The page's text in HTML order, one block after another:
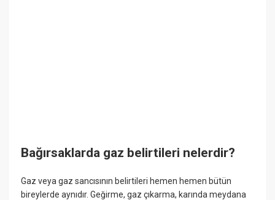
Bağırsaklarda gaz belirtileri nelerdir?
Gaz veya gaz sancısının belirtileri hemen hemen bütün
bireylerde aynıdır. Geğirme, gaz çıkarma, karında meydana